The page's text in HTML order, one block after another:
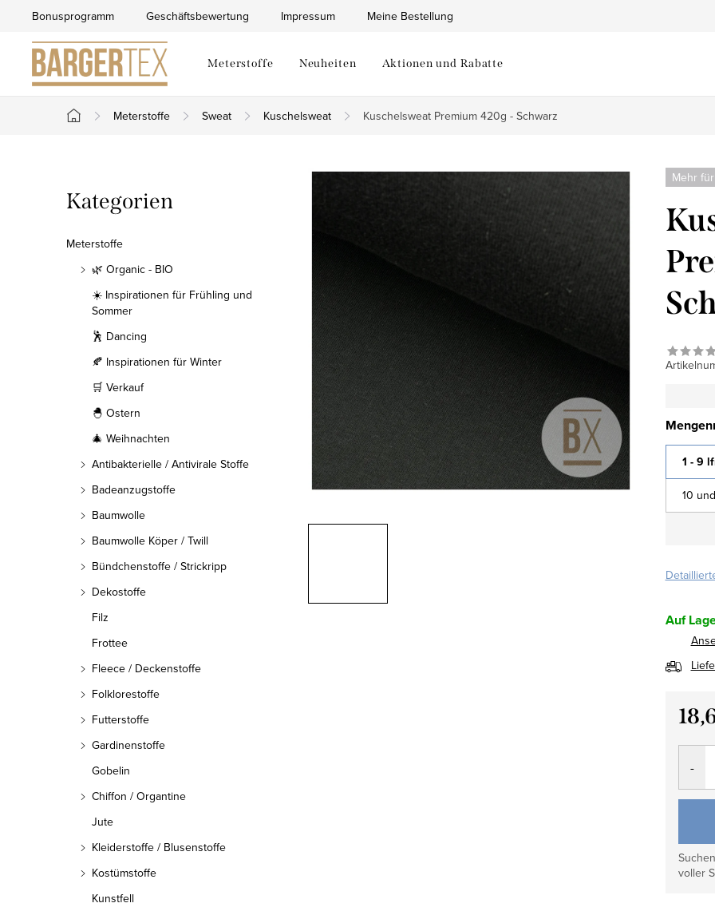
springen
Bonusprogramm Geschäftsbewertung Impressum Meine Bestellung
Meterstoffe Neuheiten Aktionen und Rabatte
Startseite
Meterstoffe Sweat Kuschelsweat Kuschelsweat Premium 420g - Schwarz
e
i
Kategorien
überspringen
Kategorien
Meterstoffe
🌿 Organic - BIO
☀️ Inspirationen für Frühling und
Sommer
🕺 Dancing
🍂 Inspirationen für Winter
🛒 Verkauf
🐣 Ostern
🎄 Weihnachten
Antibakterielle / Antivirale Stoffe
Badeanzugstoffe
Baumwolle
Baumwolle Köper / Twill
Bündchenstoffe / Strickripp
Dekostoffe
Filz
Frottee
Fleece / Deckenstoffe
Folklorestoffe
Futterstoffe
Gardinenstoffe
Gobelin
Chiffon / Organtine
Jute
Kleiderstoffe / Blusenstoffe
Kostümstoffe
Kunstfell
Mehr
1 - 9
10
Auf
voller